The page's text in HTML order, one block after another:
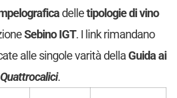
delletipologie di vino
Sebino IGT. I link rimandano
alle singole varità della Guida ai
Quattrocalici.